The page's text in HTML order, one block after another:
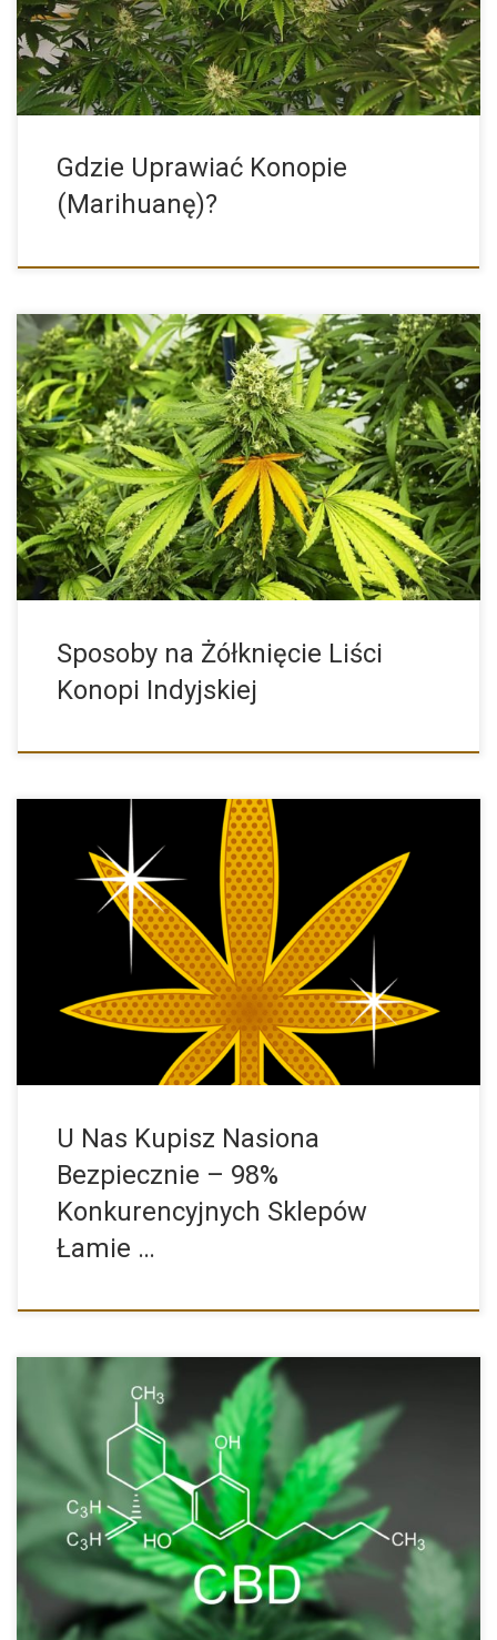
Gdzie Uprawiać Konopie
(Marihuanę)?
Ważną informacją, z którą muszą wszyscy zainteresowani się
zapoznać to […]
Sposoby na Żółknięcie Liści
Konopi Indyjskiej
Sprzedajemy nasiona marihuany od 2005 roku, przez te
wszystkie lata […]
U Nas Kupisz Nasiona
Bezpiecznie – 98%
Konkurencyjnych Sklepów
Łamie …
Medyczna marihuana zyskuje coraz większe uznanie, dzięki
korzystnemu wpływowi w […]